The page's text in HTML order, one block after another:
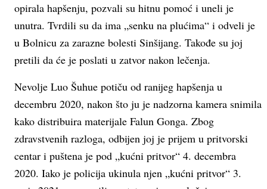
opirala hapšenju, pozvali su hitnu pomoć i uneli je
unutra. Tvrdili su da ima „senku na plućima“ i odveli je
u Bolnicu za zarazne bolesti Sinšijang. Takođe su joj
pretili da će je poslati u zatvor nakon lečenja.
Nevolje Luo Šuhue potiču od ranijeg hapšenja u
decembru 2020, nakon što ju je nadzorna kamera snimila
kako distribuira materijale Falun Gonga. Zbog
zdravstvenih razloga, odbijen joj je prijem u pritvorski
centar i puštena je pod „kućni pritvor“ 4. decembra
2020. Iako je policija ukinula njen „kućni pritvor“ 3.